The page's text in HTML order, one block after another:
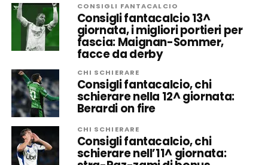
CONSIGLI FANTACALCIO
Consigli fantacalcio 13^
giornata, i migliori portieri per
fascia: Maignan-Sommer,
facce da derby
CHI SCHIERARE
Consigli fantacalcio, chi
schierare nella 12^ giornata:
Berardi on fire
CHI SCHIERARE
Consigli fantacalcio, chi
schierare nell’11^ giornata: